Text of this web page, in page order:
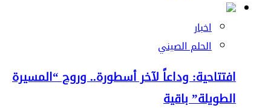
اخبار
الحلم الصيني
افتتاحية: وداعاً لآخر أسطورة.. وروح “المسيرة
الطويلة” باقية